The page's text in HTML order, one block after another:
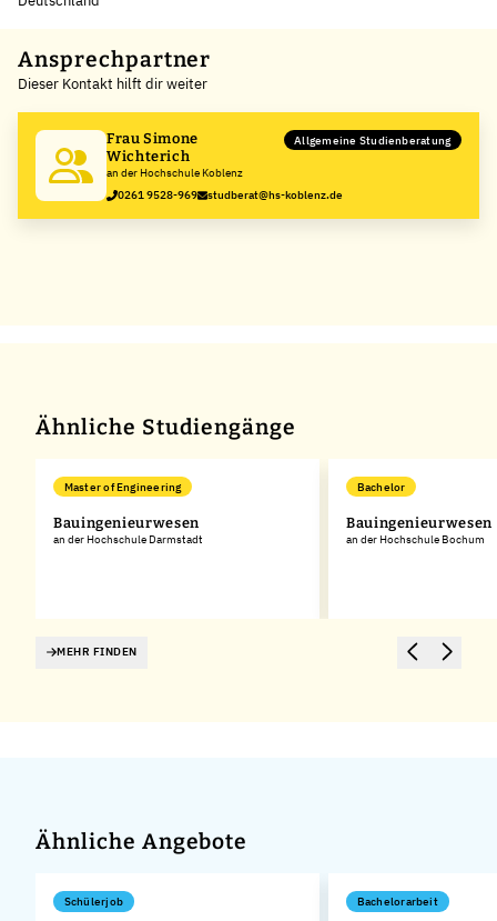
+
−
Ansprechpartner
Dieser Kontakt hilft dir weiter
Frau Simone
Wichterich
an der Hochschule Koblenz
Allgemeine Studienberatung
0261 9528-969 studberat@hs-koblenz.de
Ähnliche Studiengänge
Master of Engineering
Bauingenieurwesen
an der Hochschule Darmstadt
Bachelor
Bauingenieurwesen
an der Hochschule Bochum
MEHR FINDEN
Ähnliche Angebote
Schülerjob Bachelorarbeit